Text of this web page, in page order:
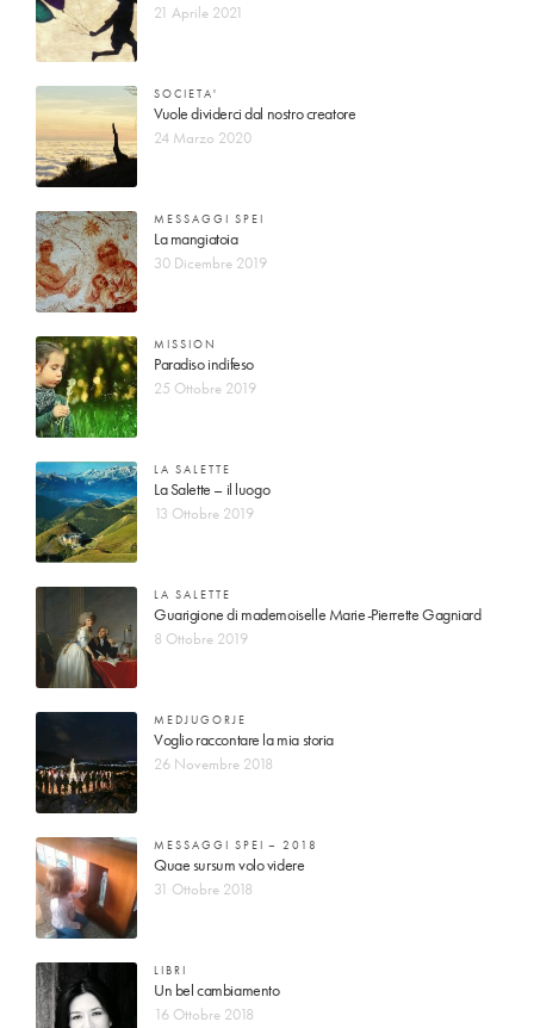
21 Aprile 2021
SOCIETA'
Vuole dividerci dal nostro creatore
24 Marzo 2020
MESSAGGI SPEI
La mangiatoia
30 Dicembre 2019
MISSION
Paradiso indifeso
25 Ottobre 2019
LA SALETTE
La Salette – il luogo
13 Ottobre 2019
LA SALETTE
Guarigione di mademoiselle Marie-Pierrette Gagniard
8 Ottobre 2019
MEDJUGORJE
Voglio raccontare la mia storia
26 Novembre 2018
MESSAGGI SPEI – 2018
Quae sursum volo videre
31 Ottobre 2018
LIBRI
Un bel cambiamento
16 Ottobre 2018